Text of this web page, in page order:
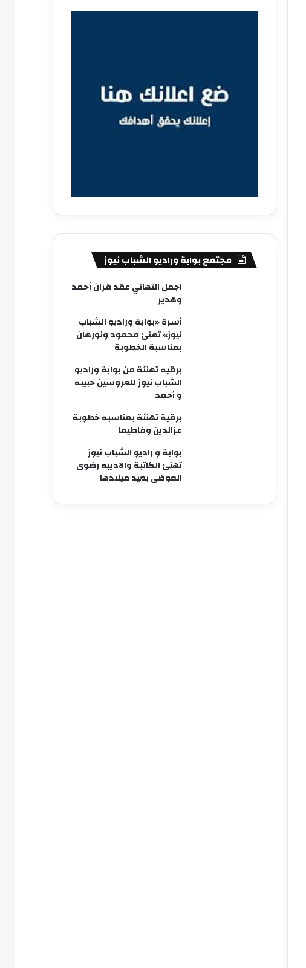
مجتمع بوابة وراديو الشباب نيوز
اجمل التهاني عقد قران أحمد
وهدير
أسرة «بوابة وراديو الشباب
نيوز» تهنئ محمود ونورهان
بمناسبة الخطوبة
برقيه تهنئة من بوابة وراديو
الشباب نيوز للعروسين حبيبه
و أحمد
برقية تهنئة بمناسبه خطوبة
عزالدين وفاطيما
بوابة و راديو الشباب نيوز
تهنئ الكاتبة والاديبه رضوى
العوضى بعيد ميلادها